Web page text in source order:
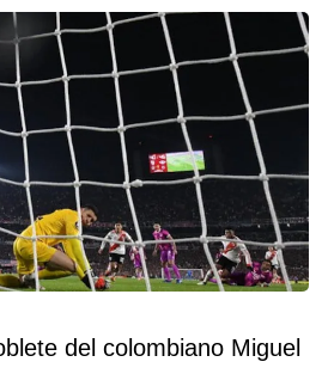
del colombiano Miguel